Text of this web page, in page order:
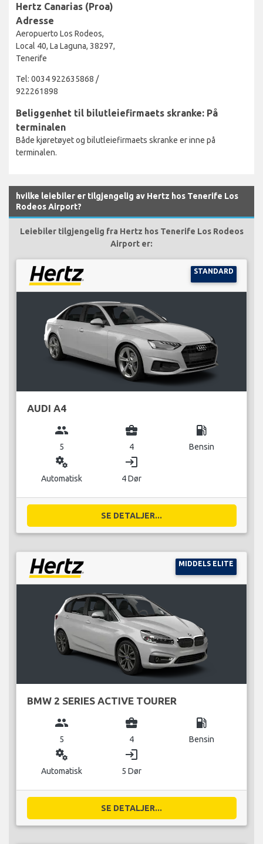
Hertz Canarias (Proa)
Adresse
Aeropuerto Los Rodeos,
Local 40, La Laguna, 38297,
Tenerife
Tel: 0034 922635868 /
922261898
Beliggenhet til bilutleiefirmaets skranke: På
terminalen
Både kjøretøyet og bilutleiefirmaets skranke er inne på
terminalen.
hvilke leiebiler er tilgjengelig av Hertz hos Tenerife Los
Rodeos Airport?
Leiebiler tilgjengelig fra Hertz hos Tenerife Los Rodeos
Airport er:
STANDARD
AUDI A4
group
5
business_center
4
local_gas_station
Bensin
miscellaneous_services
Automatisk
login
4 Dør
SE DETALJER...
MIDDELS ELITE
BMW 2 SERIES ACTIVE TOURER
group
5
business_center
4
local_gas_station
Bensin
miscellaneous_services
Automatisk
login
5 Dør
SE DETALJER...